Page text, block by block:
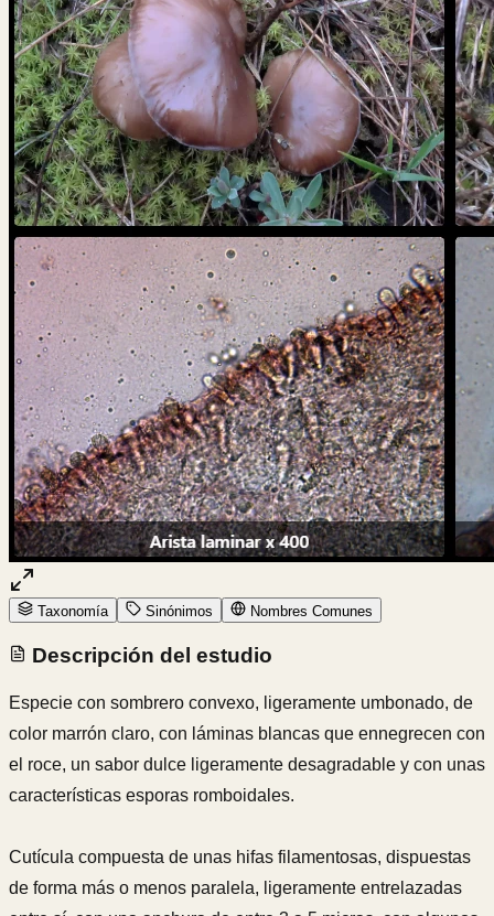
Taxonomía Sinónimos Nombres Comunes
Descripción del estudio
Especie con sombrero convexo, ligeramente umbonado, de
color marrón claro, con láminas blancas que ennegrecen con
el roce, un sabor dulce ligeramente desagradable y con unas
características esporas romboidales.
Cutícula compuesta de unas hifas filamentosas, dispuestas
de forma más o menos paralela, ligeramente entrelazadas